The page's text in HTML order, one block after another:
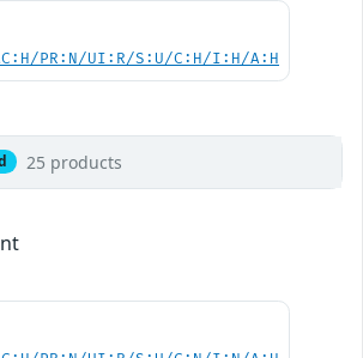
PR:N/UI:R/S:U/C:H/I:H/A:H
25 products